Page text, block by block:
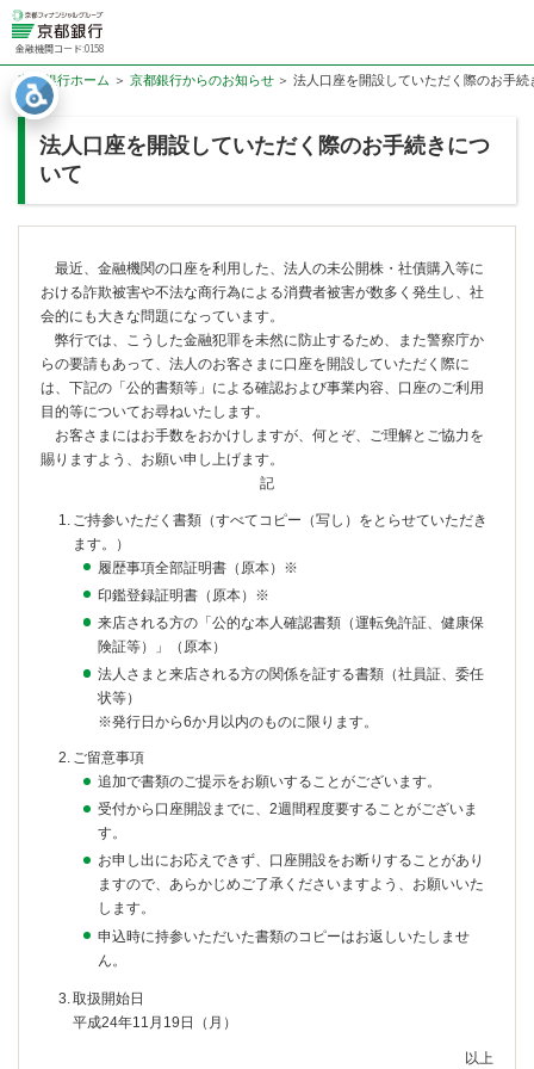
金融機関コード:0158
京都銀行ホーム 京都銀行からのお知らせ 法人口座を開設していただく際のお手続
法人口座を開設していただく際のお手続きにつ
いて
最近、金融機関の口座を利用した、法人の未公開株・社債購入等に
おける詐欺被害や不法な商行為による消費者被害が数多く発生し、社
会的にも大きな問題になっています。
弊行では、こうした金融犯罪を未然に防止するため、また警察庁か
らの要請もあって、法人のお客さまに口座を開設していただく際に
は、下記の「公的書類等」による確認および事業内容、口座のご利用
目的等についてお尋ねいたします。
お客さまにはお手数をおかけしますが、何とぞ、ご理解とご協力を
賜りますよう、お願い申し上げます。
記
ご持参いただく書類（すべてコピー（写し）をとらせていただき
ます。）
履歴事項全部証明書（原本）※
印鑑登録証明書（原本）※
来店される方の「公的な本人確認書類（運転免許証、健康保
険証等）」（原本）
法人さまと来店される方の関係を証する書類（社員証、委任
状等）
※発行日から6か月以内のものに限ります。
ご留意事項
追加で書類のご提示をお願いすることがございます。
受付から口座開設までに、2週間程度要することがございま
す。
お申し出にお応えできず、口座開設をお断りすることがあり
ますので、あらかじめご了承くださいますよう、お願いいた
します。
申込時に持参いただいた書類のコピーはお返しいたしませ
ん。
取扱開始日
平成24年11月19日（月）
以上